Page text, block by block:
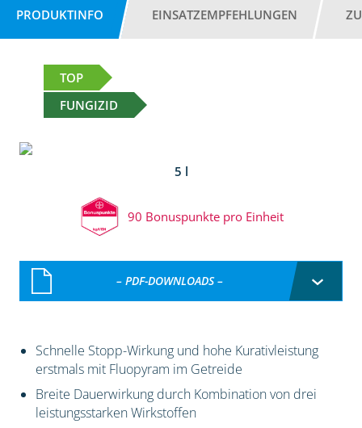
PRODUKTINFO EINSATZEMPFEHLUNGEN
TOP
FUNGIZID
5 l
90 Bonuspunkte pro Einheit
– PDF-DOWNLOADS –
Schnelle Stopp-Wirkung und hohe Kurativleistung
erstmals mit Fluopyram im Getreide
Breite Dauerwirkung durch Kombination von drei
leistungsstarken Wirkstoffen